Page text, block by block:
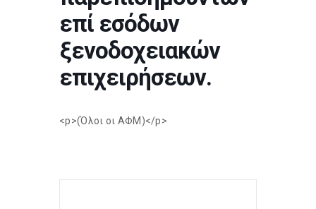
επί εσόδων
ξενοδοχειακών
επιχειρήσεων.
<p>(Όλοι οι ΑΦΜ)</p>